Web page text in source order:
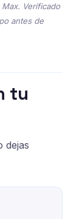
Verificado
antes de
tu
dejas